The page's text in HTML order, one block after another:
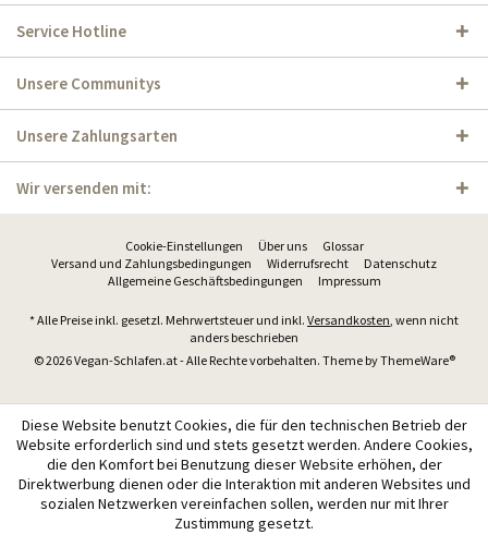
Service Hotline
Unsere Communitys
Unsere Zahlungsarten
Wir versenden mit:
Cookie-Einstellungen Über uns
Glossar
Versand und Zahlungsbedingungen
Widerrufsrecht
Datenschutz
Allgemeine Geschäftsbedingungen
Impressum
* Alle Preise inkl. gesetzl. Mehrwertsteuer und inkl. Versandkosten, wenn nicht
anders beschrieben
© 2026 Vegan-Schlafen.at - Alle Rechte vorbehalten. Theme byThemeWare®
Diese Website benutzt Cookies, die für den technischen Betrieb der
Website erforderlich sind und stets gesetzt werden. Andere Cookies,
die den Komfort bei Benutzung dieser Website erhöhen, der
Direktwerbung dienen oder die Interaktion mit anderen Websites und
sozialen Netzwerken vereinfachen sollen, werden nur mit Ihrer
Zustimmung gesetzt.